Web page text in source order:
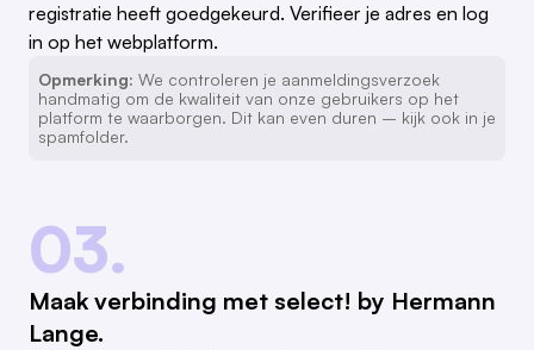
registratie heeft goedgekeurd. Verifieer je adres en log
in op het webplatform.
Opmerking: We controleren je aanmeldingsverzoek
handmatig om de kwaliteit van onze gebruikers op het
platform te waarborgen. Dit kan even duren – kijk ook in je
spamfolder.
03.
Maak verbinding met select! by Hermann
Lange.